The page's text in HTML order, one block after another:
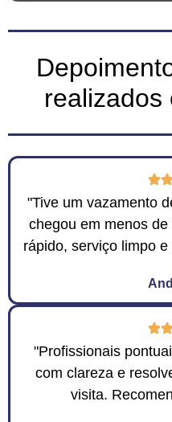
realizados
"Tive um vazamento
chegou em menos
rápido, serviço limpo
"Profissionais
com clareza e
visita.